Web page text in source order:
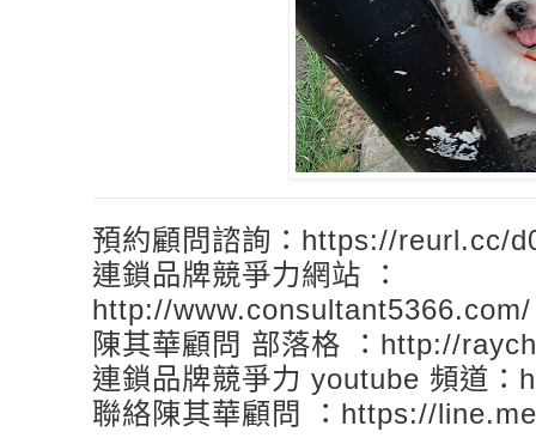
預約顧問諮詢：https://reurl.cc/
連鎖品牌競爭力網站 ：
http://
陳其華顧問 部落格 ：http://
連鎖品牌競爭力 youtube 頻道
聯絡陳其華顧問 ：https://